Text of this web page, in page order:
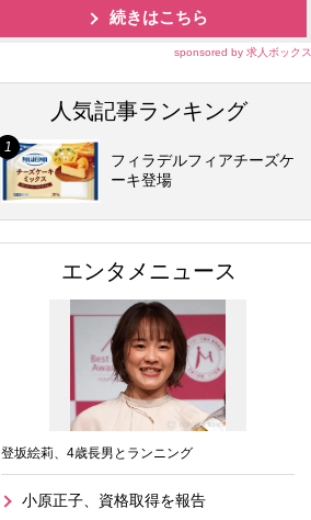
続きはこちら
sponsored by 求人ボックス
人気記事ランキング
フィラデルフィアチーズケ
ーキ登場
エンタメニュース
登坂絵莉、4歳長男とランニング
小原正子、資格取得を報告